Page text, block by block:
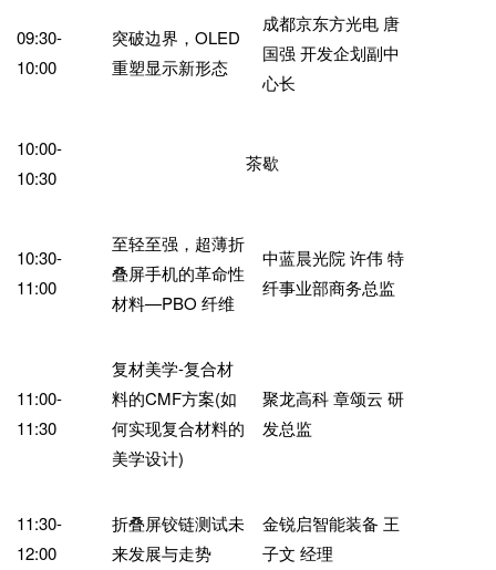
09:30-
10:00
突破边界，OLED
重塑显示新形态
成都京东方光电 唐
国强 开发企划副中
心长
10:00-
10:30
茶歇
10:30-
11:00
至轻至强，超薄折
叠屏手机的革命性
材料—PBO 纤维
中蓝晨光院 许伟 特
纤事业部商务总监
11:00-
11:30
复材美学-复合材
料的CMF方案(如
何实现复合材料的
美学设计)
聚龙高科 章颂云 研
发总监
11:30-
12:00
折叠屏铰链测试未
来发展与走势
金锐启智能装备 王
子文 经理